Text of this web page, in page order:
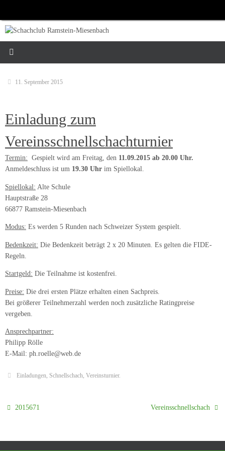
springen
11. September 2015
Einladung zum
Vereinsschnellschachturnier
Termin: Gespielt wird am Freitag, den 11.09.2015 ab 20.00 Uhr.
Anmeldeschluss ist um 19.30 Uhr im Spiellokal.
Spiellokal: Alte Schule
Hauptstraße 28
66877 Ramstein-Miesenbach
Modus: Es werden 5 Runden nach Schweizer System gespielt.
Bedenkzeit: Die Bedenkzeit beträgt 2 x 20 Minuten. Es gelten die FIDE-
Regeln.
Startgeld: Die Teilnahme ist kostenfrei.
Preise: Die drei ersten Plätze erhalten einen Sachpreis.
Bei größerer Teilnehmerzahl werden noch zusätzliche Ratingpreise
vergeben.
Ansprechpartner:
Philipp Rölle
E-Mail: ph.roelle@web.de
Einladungen Schnellschach Vereinsturnier.
2015671 Vereinsschnellschach